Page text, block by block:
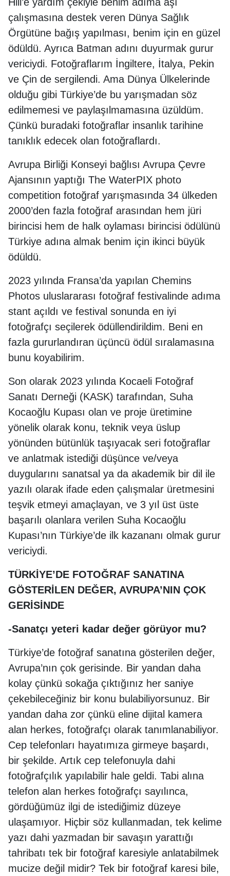
çalışmasına destek veren Dünya Sağlık
Örgütüne bağış yapılması, benim için en güzel
ödüldü. Ayrıca Batman adını duyurmak gurur
vericiydi. Fotoğraflarım İngiltere, İtalya, Pekin
ve Çin de sergilendi. Ama Dünya Ülkelerinde
olduğu gibi Türkiye’de bu yarışmadan söz
edilmemesi ve paylaşılmamasına üzüldüm.
Çünkü buradaki fotoğraflar insanlık tarihine
tanıklık edecek olan fotoğraflardı.
Avrupa Birliği Konseyi bağlısı Avrupa Çevre
Ajansının yaptığı The WaterPIX photo
competition fotoğraf yarışmasında 34 ülkeden
2000’den fazla fotoğraf arasından hem jüri
birincisi hem de halk oylaması birincisi ödülünü
Türkiye adına almak benim için ikinci büyük
ödüldü.
2023 yılında Fransa’da yapılan Chemins
Photos uluslararası fotoğraf festivalinde adıma
stant açıldı ve festival sonunda en iyi
fotoğrafçı seçilerek ödüllendirildim. Beni en
fazla gururlandıran üçüncü ödül sıralamasına
bunu koyabilirim.
Son olarak 2023 yılında Kocaeli Fotoğraf
Sanatı Derneği (KASK) tarafından, Suha
Kocaoğlu Kupası olan ve proje üretimine
yönelik olarak konu, teknik veya üslup
yönünden bütünlük taşıyacak seri fotoğraflar
ve anlatmak istediği düşünce ve/veya
duygularını sanatsal ya da akademik bir dil ile
yazılı olarak ifade eden çalışmalar üretmesini
teşvik etmeyi amaçlayan, ve 3 yıl üst üste
başarılı olanlara verilen Suha Kocaoğlu
Kupası’nın Türkiye’de ilk kazananı olmak gurur
vericiydi.
TÜRKİYE’DE FOTOĞRAF SANATINA
GÖSTERİLEN DEĞER, AVRUPA’NIN ÇOK
GERİSİNDE
-Sanatçı yeteri kadar değer görüyor mu?
Türkiye’de fotoğraf sanatına gösterilen değer,
Avrupa’nın çok gerisinde. Bir yandan daha
kolay çünkü sokağa çıktığınız her saniye
çekebileceğiniz bir konu bulabiliyorsunuz. Bir
yandan daha zor çünkü eline dijital kamera
alan herkes, fotoğrafçı olarak tanımlanabiliyor.
Cep telefonları hayatımıza girmeye başardı,
bir şekilde. Artık cep telefonuyla dahi
fotoğrafçılık yapılabilir hale geldi. Tabi alına
telefon alan herkes fotoğrafçı sayılınca,
gördüğümüz ilgi de istediğimiz düzeye
ulaşamıyor. Hiçbir söz kullanmadan, tek kelime
yazı dahi yazmadan bir savaşın yarattığı
tahribatı tek bir fotoğraf karesiyle anlatabilmek
mucize değil midir? Tek bir fotoğraf karesi bile,